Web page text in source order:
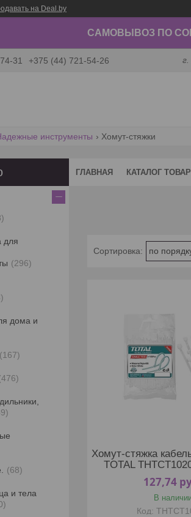
на Deal.by
САМОВЫВОЗ ПО
31 +375 (44) 721-54-26
инструменты Хомут-стяжки
ГЛАВНАЯ КАТАЛОГ
Хомут-стяжка
TOTAL
127,74
В
для
296
дома и
167
476
68
и тела